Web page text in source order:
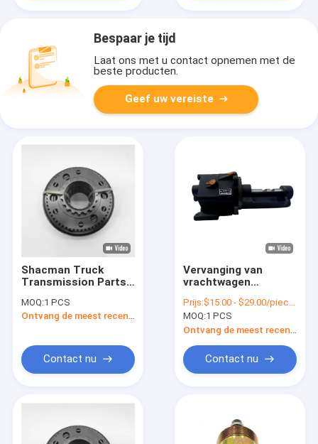
Bespaar je tijd
Laat ons met u contact opnemen met de
beste producten.
Geef uw vereiste
Shacman Truck
Transmission Parts
Speed Synchronizer
9JS200T-
1701170
MOQ:1 PCS
Ontvang de meest recente Prijs
Contact nu
Vervanging van
vrachtwagen
Shacman
versnellingsbak
Schakelcilinder Assy
JS220-1707060-16
Prijs:$15.00 - $29.00/pieces
MOQ:1 PCS
Contact nu